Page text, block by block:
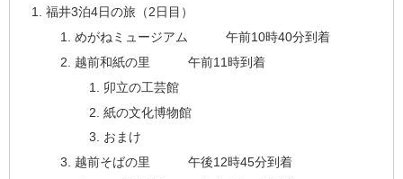
福井3泊4日の旅（2日目）
めがねミュージアム 午前10時40分到着
越前和紙の里 午前11時到着
卯立の工芸館
紙の文化博物館
おまけ
越前そばの里 午後12時45分到着